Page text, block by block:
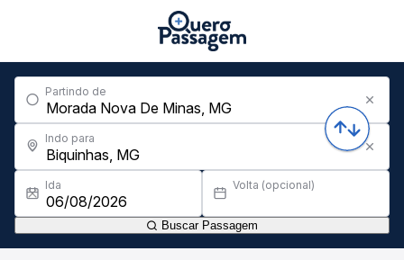
Partindo de
Indo para
Ida Volta (opcional)
Buscar Passagem